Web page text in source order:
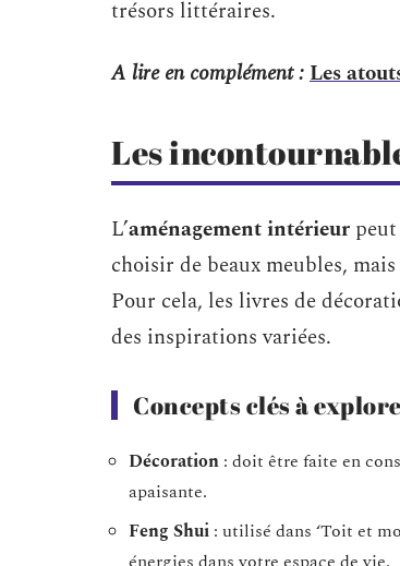
trésors littéraires.
A lire en complément :Les
Les
L’aménagement intérieur
choisir de beaux meubles,
Pour cela, les livres de
des inspirations variées.
Concepts clés à
Décoration : doit être faite en
apaisante.
Feng Shui : utilisé dans ‘Toit et